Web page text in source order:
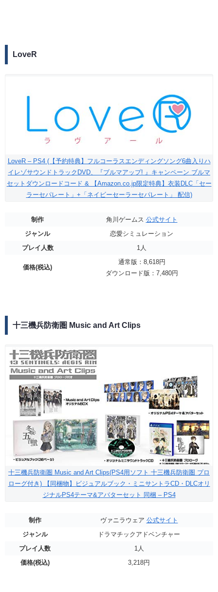
LoveR
LoveR – PS4 (【予約特典】フルコーラスエンディングソング6曲入りハ
イレゾサウンドトラックDVD、『ブルマアップ! 』キャンペーン ブルマ
セットダウンロードコード & 【Amazon.co.jp限定特典】衣装DLC「セー
ラーセパレート」+「ネイビーセーラーセパレート」 配信)
制作 角川ゲームス 公式サイト
ジャンル
恋愛シミュレーション
プレイ人数
1人
価格(税込)
通常版：8,618円
ダウンロード版：7,480円
十三機兵防衛圏 Music and Art Clips
十三機兵防衛圏 Music and Art Clips(PS4用ソフト 十三機兵防衛圏 プロ
ローグ付き) 【同梱物】ビジュアルブック・ミニサントラCD・DLCオリ
ジナルPS4テーマ&アバターセット 同梱 – PS4
制作 ヴァニラウェア 公式サイト
ジャンル
ドラマチックアドベンチャー
プレイ人数
1人
価格(税込)
3,218円